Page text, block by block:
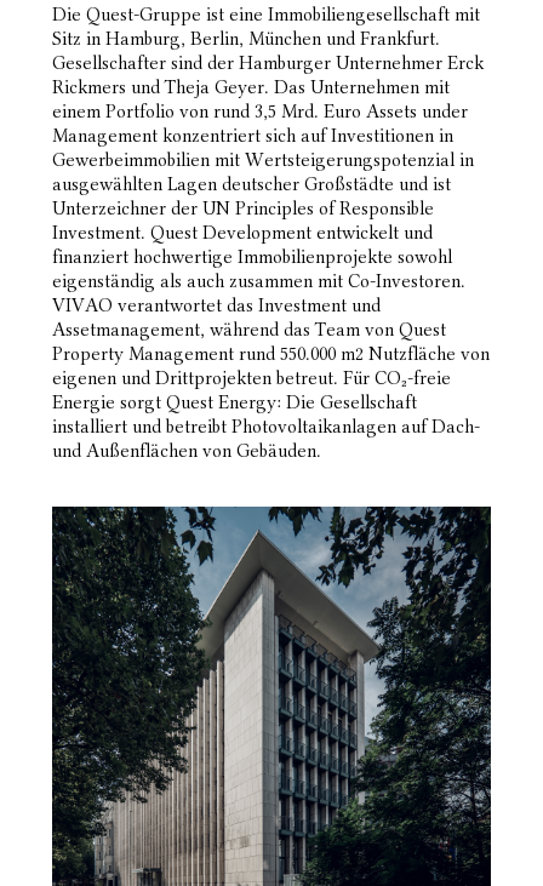
Die Quest-Gruppe ist eine Immobiliengesellschaft mit
Sitz in Hamburg, Berlin, München und Frankfurt.
Gesellschafter sind der Hamburger Unternehmer Erck
Rickmers und Theja Geyer. Das Unternehmen mit
einem Portfolio von rund 3,5 Mrd. Euro Assets under
Management konzentriert sich auf Investitionen in
Gewerbeimmobilien mit Wertsteigerungspotenzial in
ausgewählten Lagen deutscher Großstädte und ist
Unterzeichner der UN Principles of Responsible
Investment. Quest Development entwickelt und
finanziert hochwertige Immobilienprojekte sowohl
eigenständig als auch zusammen mit Co-Investoren.
VIVAO verantwortet das Investment und
Assetmanagement, während das Team von Quest
Property Management rund 550.000 m2 Nutzfläche von
eigenen und Drittprojekten betreut. Für CO₂-freie
Energie sorgt Quest Energy: Die Gesellschaft
installiert und betreibt Photovoltaikanlagen auf Dach-
und Außenflächen von Gebäuden.